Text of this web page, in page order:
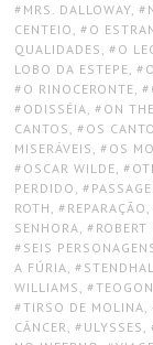
MRS. DALLOWAY,
CENTEIO , O
QUALIDADES , O
LOBO DA ESTEPE,
O RINOCERONTE,
ODISSÉIA, ON
CANTOS , OS
MISERÁVEIS , OS
OSCAR WILDE,
PERDIDO ,
ROTH , REPARAÇÃO
SENHORA,
SEIS
A FÚRIA, STENDHAL
WILLIAMS ,
TIRSO DE MOLINA,
CÂNCER, ULYSSES ,